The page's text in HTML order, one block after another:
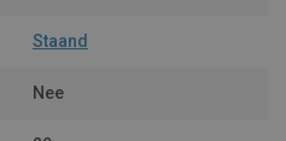
Staand
Nee